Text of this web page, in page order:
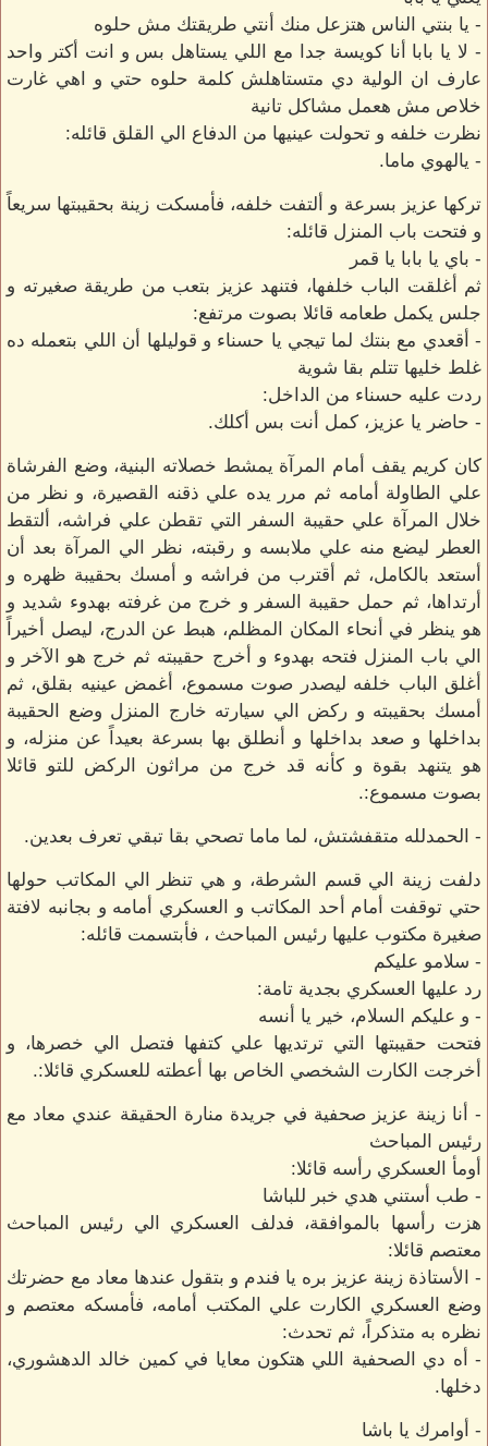
- يا بنتي الناس هتزعل منك أنتي طريقتك مش حلوه
- لا يا بابا أنا كويسة جدا مع اللي يستاهل بس و انت أكتر واحد
عارف ان الولية دي متستاهلش كلمة حلوه حتي و اهي غارت
خلاص مش هعمل مشاكل تانية
نظرت خلفه و تحولت عينيها من الدفاع الي القلق قائله:
- يالهوي ماما.
تركها عزيز بسرعة و ألتفت خلفه، فأمسكت زينة بحقيبتها سريعاً
و فتحت باب المنزل قائله:
- باي يا بابا يا قمر
ثم أغلقت الباب خلفها، فتنهد عزيز بتعب من طريقة صغيرته و
جلس يكمل طعامه قائلا بصوت مرتفع:
- أقعدي مع بنتك لما تيجي يا حسناء و قوليلها أن اللي بتعمله ده
غلط خليها تتلم بقا شوية
ردت عليه حسناء من الداخل:
- حاضر يا عزيز، كمل أنت بس أكلك.
كان كريم يقف أمام المرآة يمشط خصلاته البنية، وضع الفرشاة
علي الطاولة أمامه ثم مرر يده علي ذقنه القصيرة، و نظر من
خلال المرآة علي حقيبة السفر التي تقطن علي فراشه، ألتقط
العطر ليضع منه علي ملابسه و رقبته، نظر الي المرآة بعد أن
أستعد بالكامل، ثم أقترب من فراشه و أمسك بحقيبة ظهره و
أرتداها، ثم حمل حقيبة السفر و خرج من غرفته بهدوء شديد و
هو ينظر في أنحاء المكان المظلم، هبط عن الدرج، ليصل أخيراً
الي باب المنزل فتحه بهدوء و أخرج حقيبته ثم خرج هو الآخر و
أغلق الباب خلفه ليصدر صوت مسموع، أغمض عينيه بقلق، ثم
أمسك بحقيبته و ركض الي سيارته خارج المنزل وضع الحقيبة
بداخلها و صعد بداخلها و أنطلق بها بسرعة بعيداً عن منزله، و
هو يتنهد بقوة و كأنه قد خرج من مراثون الركض للتو قائلا
بصوت مسموع:.
- الحمدلله متقفشتش، لما ماما تصحي بقا تبقي تعرف بعدين.
دلفت زينة الي قسم الشرطة، و هي تنظر الي المكاتب حولها
حتي توقفت أمام أحد المكاتب و العسكري أمامه و بجانبه لافتة
صغيرة مكتوب عليها رئيس المباحث ، فأبتسمت قائله:
- سلامو عليكم
رد عليها العسكري بجدية تامة:
- و عليكم السلام، خير يا أنسه
فتحت حقيبتها التي ترتديها علي كتفها فتصل الي خصرها، و
أخرجت الكارت الشخصي الخاص بها أعطته للعسكري قائلا:.
- أنا زينة عزيز صحفية في جريدة منارة الحقيقة عندي معاد مع
رئيس المباحث
أومأ العسكري رأسه قائلا:
- طب أستني هدي خبر للباشا
هزت رأسها بالموافقة، فدلف العسكري الي رئيس المباحث
معتصم قائلا:
- الأستاذة زينة عزيز بره يا فندم و بتقول عندها معاد مع حضرتك
وضع العسكري الكارت علي المكتب أمامه، فأمسكه معتصم و
نظره به متذكراً، ثم تحدث:
- أه دي الصحفية اللي هتكون معايا في كمين خالد الدهشوري،
دخلها.
- أوامرك يا باشا